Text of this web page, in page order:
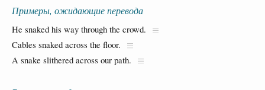
Примеры, ожидающие перевода
He snaked his way through the crowd.
Cables snaked across the floor.
A snake slithered across our path.